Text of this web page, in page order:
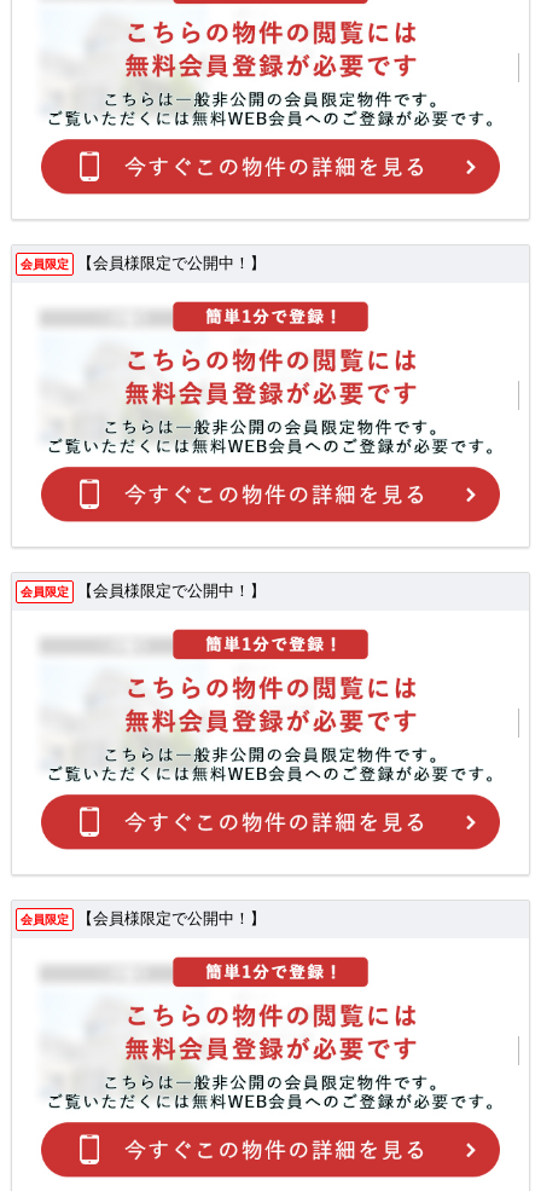
会員限定 【会員様限定で公開中！】
会員限定 【会員様限定で公開中！】
会員限定 【会員様限定で公開中！】